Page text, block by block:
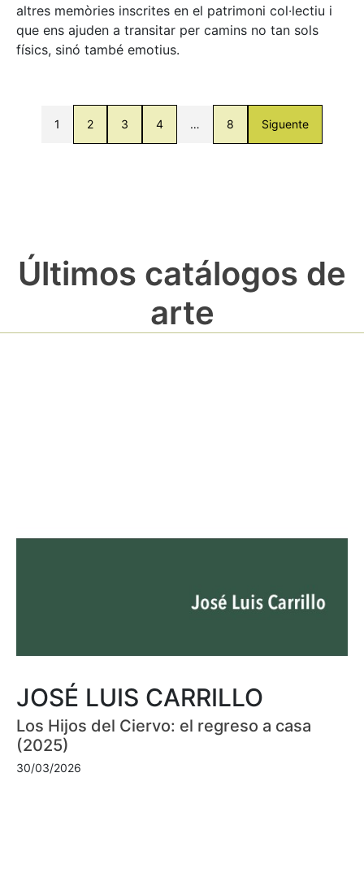
altres memòries inscrites en el patrimoni col·lectiu i
que ens ajuden a transitar per camins no tan sols
físics, sinó també emotius.
1 2 3 4 … 8 Siguente
Últimos catálogos de
arte
JOSÉ LUIS CARRILLO
Los Hijos del Ciervo: el regreso a casa
(2025)
30/03/2026